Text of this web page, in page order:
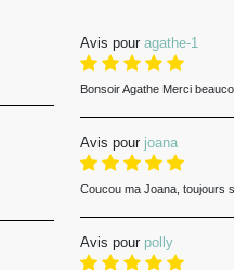
Avis pour agathe-1
Bonsoir Agathe Merci
Avis pour joana
Coucou ma Joana, toujours
Avis pour polly